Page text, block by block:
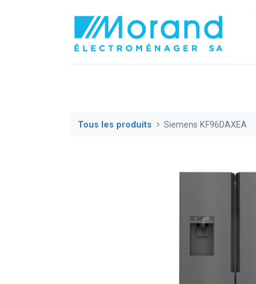
Tous les produits Siemens KF96DAXEA